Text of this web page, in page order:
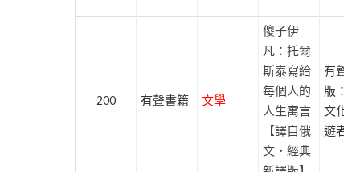
200 有聲書籍 文學
傻子伊
凡：托爾
斯泰寫給
每個人的
人生寓言
【譯自俄
文‧經典
有聲出
版：
文化
遊者